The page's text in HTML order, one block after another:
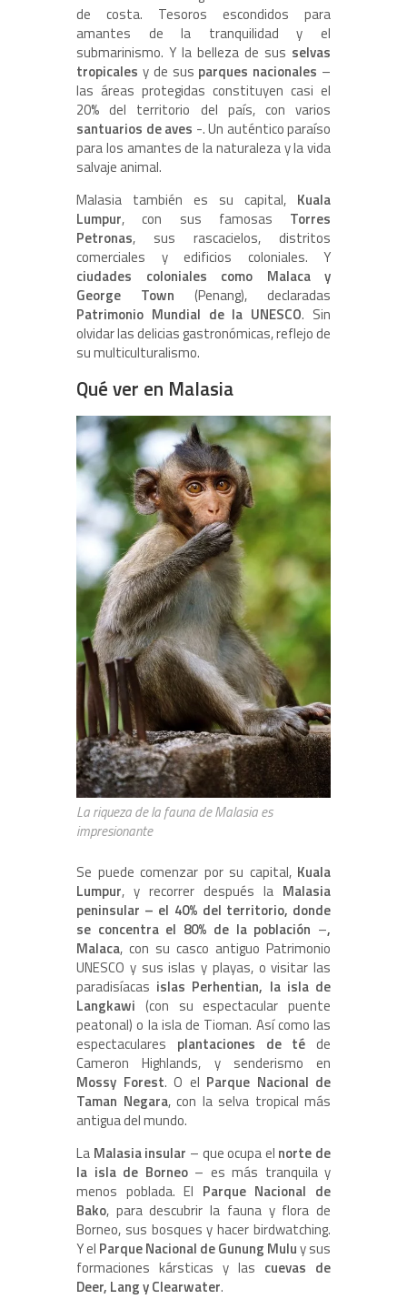
de costa. Tesoros escondidos para
amantes de la tranquilidad y el
submarinismo. Y la belleza de sus selvas
tropicales y de sus parques nacionales –
las áreas protegidas constituyen casi el
20% del territorio del país, con varios
santuarios de aves -. Un auténtico paraíso
para los amantes de la naturaleza y la vida
salvaje animal.
Malasia también es su capital, Kuala
Lumpur, con sus famosas Torres
Petronas, sus rascacielos, distritos
comerciales y edificios coloniales. Y
ciudades coloniales como Malaca y
George Town (Penang), declaradas
Patrimonio Mundial de la UNESCO. Sin
olvidar las delicias gastronómicas, reflejo de
su multiculturalismo.
Qué ver en Malasia
La riqueza de la fauna de Malasia es
impresionante
Se puede comenzar por su capital, Kuala
Lumpur, y recorrer después la Malasia
peninsular – el 40% del territorio, donde
se concentra el 80% de la población –,
Malaca, con su casco antiguo Patrimonio
UNESCO y sus islas y playas, o visitar las
paradisíacas islas Perhentian, la isla de
Langkawi (con su espectacular puente
peatonal) o la isla de Tioman. Así como las
espectaculares plantaciones de té de
Cameron Highlands, y senderismo en
Mossy Forest. O el Parque Nacional de
Taman Negara, con la selva tropical más
antigua del mundo.
La Malasia insular – que ocupa el norte de
la isla de Borneo– es más tranquila y
menos poblada. El Parque Nacional de
Bako, para descubrir la fauna y flora de
Borneo, sus bosques y hacer birdwatching.
Y el Parque Nacional de Gunung Muluy sus
formaciones kársticas y las cuevas de
Deer, Lang y Clearwater.